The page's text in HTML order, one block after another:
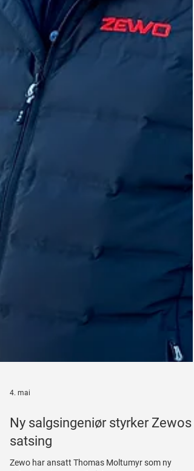
Ny salgsingeniør styrker Zewos
satsing